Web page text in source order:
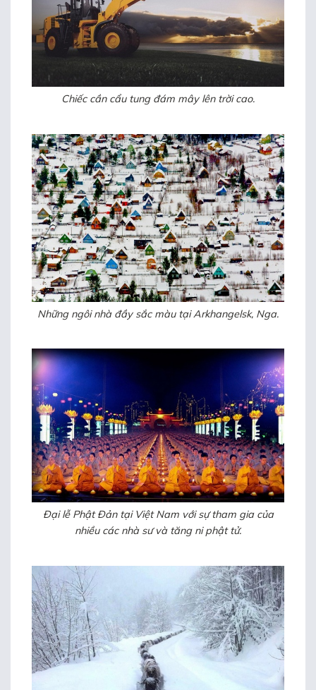
Chiếc cần cẩu tung đám mây lên trời cao.
Những ngôi nhà đầy sắc màu tại Arkhangelsk, Nga.
Đại lễ Phật Đản tại Việt Nam với sự tham gia của
nhiều các nhà sư và tăng ni phật tử.